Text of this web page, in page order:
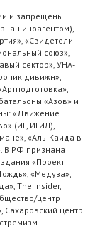
и запрещены
иноагентом),
«Свидетели
союз»,
сектор», УНА-
дивижн»,
«Азов» и
«Движение
(ИГ, ИГИЛ),
«Аль-Каида в
В РФ признана
«Проект
«Медуза»,
The Insider,
центр
центр.